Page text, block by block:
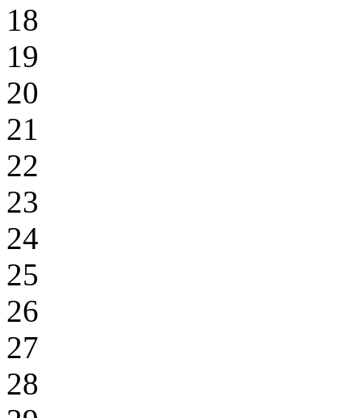
18
19
20
21
22
23
24
25
26
27
28